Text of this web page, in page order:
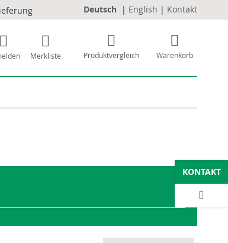
Deutsch | English | Kontakt
Merkliste Produktvergleich Warenkorb
KONTAKT